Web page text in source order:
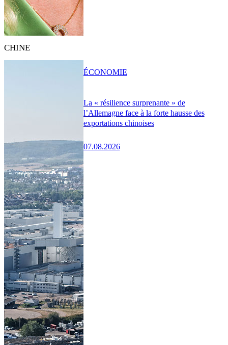
CHINE
La « résilience surprenante » de
l’Allemagne face à la forte hausse des
exportations chinoises
07.08.2026
ÉCONOMIE